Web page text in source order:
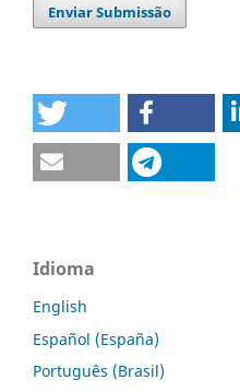
Enviar Submissão
Idioma
English
Español (España)
Português (Brasil)